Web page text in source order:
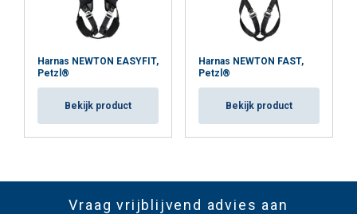
Harnas NEWTON EASYFIT,
Petzl®
Bekijk product
Harnas NEWTON FAST,
Petzl®
Bekijk product
Vraag vrijblijvend advies aan